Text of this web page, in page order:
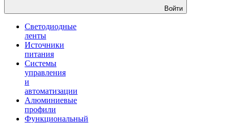
Войти
Светодиодные
ленты
Источники
питания
Системы
управления
и
автоматизации
Алюминиевые
профили
Функциональный